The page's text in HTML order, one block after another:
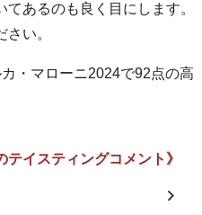
あるのも良く目にします。
い。
・マローニ2024で92点の高
テイスティングコメント》